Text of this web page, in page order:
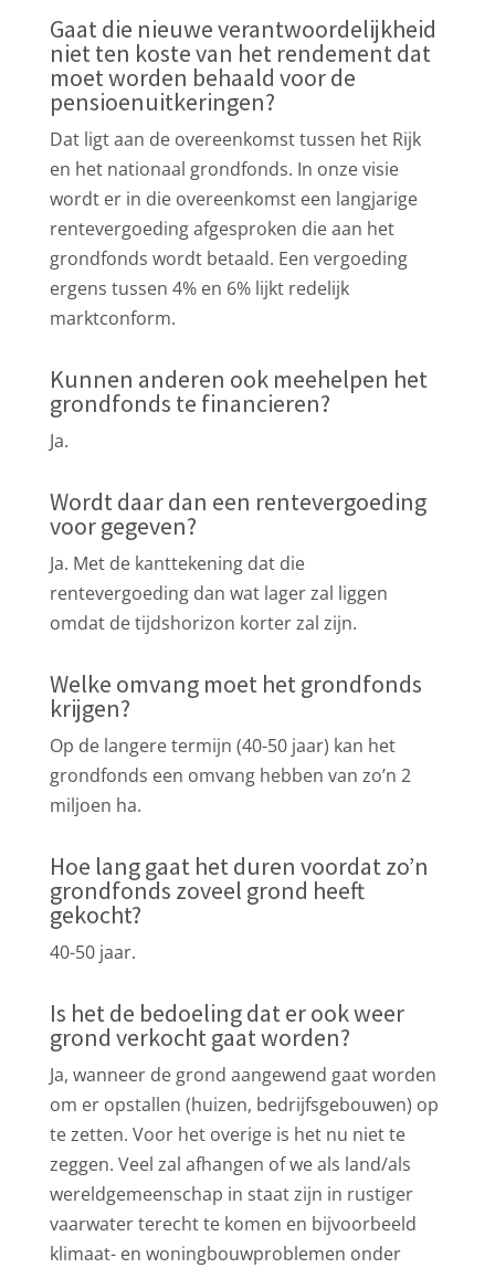
Gaat die nieuwe verantwoordelijkheid
niet ten koste van het rendement dat
moet worden behaald voor de
pensioenuitkeringen?
Dat ligt aan de overeenkomst tussen het Rijk
en het nationaal grondfonds. In onze visie
wordt er in die overeenkomst een langjarige
rentevergoeding afgesproken die aan het
grondfonds wordt betaald. Een vergoeding
ergens tussen 4% en 6% lijkt redelijk
marktconform.
Kunnen anderen ook meehelpen het
grondfonds te financieren?
Ja.
Wordt daar dan een rentevergoeding
voor gegeven?
Ja. Met de kanttekening dat die
rentevergoeding dan wat lager zal liggen
omdat de tijdshorizon korter zal zijn.
Welke omvang moet het grondfonds
krijgen?
Op de langere termijn (40-50 jaar) kan het
grondfonds een omvang hebben van zo’n 2
miljoen ha.
Hoe lang gaat het duren voordat zo’n
grondfonds zoveel grond heeft
gekocht?
40-50 jaar.
Is het de bedoeling dat er ook weer
grond verkocht gaat worden?
Ja, wanneer de grond aangewend gaat worden
om er opstallen (huizen, bedrijfsgebouwen) op
te zetten. Voor het overige is het nu niet te
zeggen. Veel zal afhangen of we als land/als
wereldgemeenschap in staat zijn in rustiger
vaarwater terecht te komen en bijvoorbeeld
klimaat- en woningbouwproblemen onder